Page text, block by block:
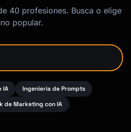
40 profesiones. Busca o elige
popular.
IA
Ingeniería de Prompts
de Marketing con IA